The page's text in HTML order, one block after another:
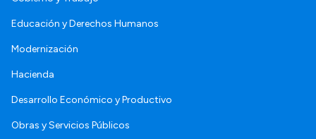
Educación y Derechos Humanos
Modernización
Hacienda
Desarrollo Económico y Productivo
Obras y Servicios Públicos